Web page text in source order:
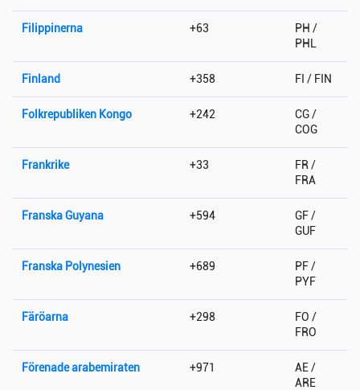
Filippinerna +63
PH /
PHL
Finland +358 FI / FIN
Folkrepubliken Kongo +242
CG /
COG
Frankrike +33
FR /
FRA
Franska Guyana +594
GF /
GUF
Franska Polynesien +689
PF /
PYF
Färöarna +298
FO /
FRO
Förenade arabemiraten +971
AE /
ARE